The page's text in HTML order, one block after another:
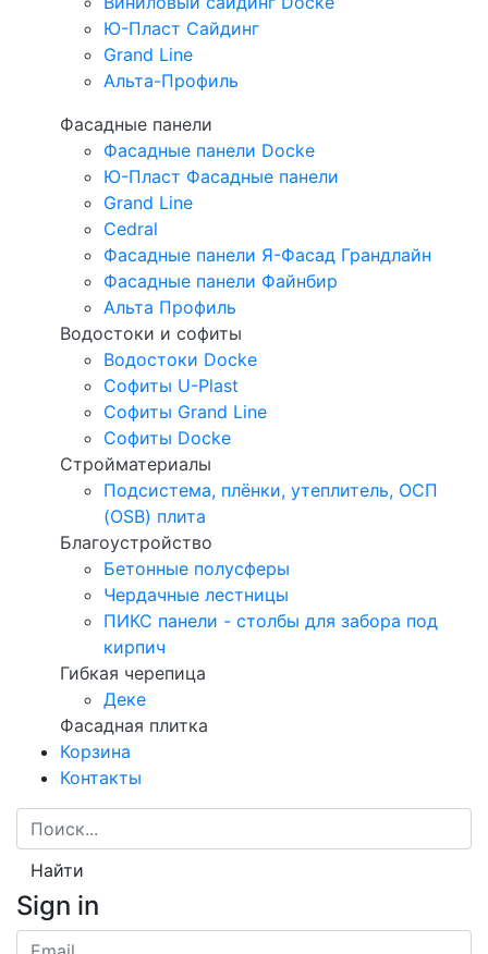
Ю-Пласт Сайдинг
Grand Line
Альта-Профиль
Фасадные панели
Фасадные панели Docke
Ю-Пласт Фасадные панели
Grand Line
Cedral
Фасадные панели Я-Фасад Грандлайн
Фасадные панели Файнбир
Альта Профиль
Водостоки и софиты
Водостоки Docke
Софиты U-Plast
Софиты Grand Line
Софиты Docke
Стройматериалы
Подсистема, плёнки, утеплитель, ОСП
(OSB) плита
Благоустройство
Бетонные полусферы
Чердачные лестницы
ПИКС панели - столбы для забора под
кирпич
Гибкая черепица
Деке
Фасадная плитка
Корзина
Контакты
Найти
Sign in